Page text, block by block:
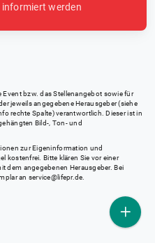
informiert werden
bzw. das Stellenangebot sowie für
jeweils angegebene Herausgeber (siehe
rechte Spalte) verantwortlich. Dieser ist in
Bild-, Ton- und
zur Eigeninformation und
kostenfrei. Bitte klären Sie vor einer
dem angegebenen Herausgeber. Bei
an service@lifepr.de